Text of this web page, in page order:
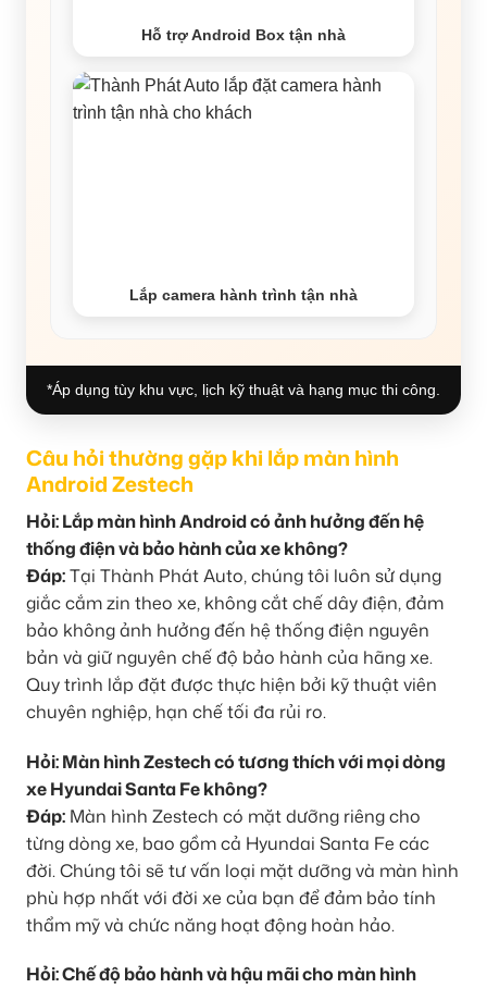
Hỗ trợ Android Box tận nhà
Lắp camera hành trình tận nhà
*Áp dụng tùy khu vực, lịch kỹ thuật và hạng mục thi công.
Câu hỏi thường gặp khi lắp màn hình
Android Zestech
Hỏi: Lắp màn hình Android có ảnh hưởng đến hệ
thống điện và bảo hành của xe không?
Đáp:Tại Thành Phát Auto, chúng tôi luôn sử dụng
giắc cắm zin theo xe, không cắt chế dây điện, đảm
bảo không ảnh hưởng đến hệ thống điện nguyên
bản và giữ nguyên chế độ bảo hành của hãng xe.
Quy trình lắp đặt được thực hiện bởi kỹ thuật viên
chuyên nghiệp, hạn chế tối đa rủi ro.
Hỏi: Màn hình Zestech có tương thích với mọi dòng
xe Hyundai Santa Fe không?
Đáp: Màn hình Zestech có mặt dưỡng riêng cho
từng dòng xe, bao gồm cả Hyundai Santa Fe các
đời. Chúng tôi sẽ tư vấn loại mặt dưỡng và màn hình
phù hợp nhất với đời xe của bạn để đảm bảo tính
thẩm mỹ và chức năng hoạt động hoàn hảo.
Hỏi: Chế độ bảo hành và hậu mãi cho màn hình